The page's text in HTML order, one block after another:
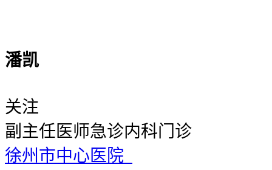
潘凯
关注
副主任医师急诊内科门诊
徐州市中心医院